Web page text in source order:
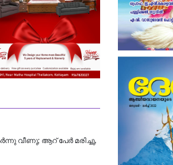
വീണു; ആറ് പേർ മരിച്ചു,